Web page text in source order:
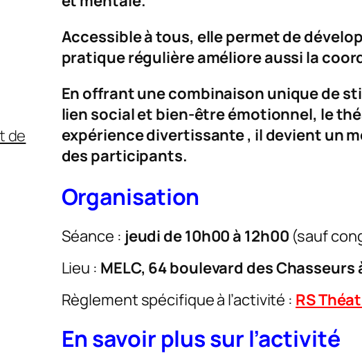
de
Accessible à tous, elle permet de
pratique régulière améliore aussi la
En offrant une combinaison unique de
lien social et bien-être émotionnel, le
expérience divertissante , il devient un
des participants.
Organisation
Séance : jeudi de 10h00 à 12h00 (sauf
Lieu : MELC, 64 boulevard des
Règlement spécifique à l’activité : RS
En savoir plus sur l’activité